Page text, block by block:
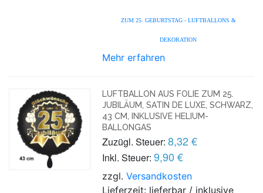
ZUM 25. GEBURTSTAG - LUFTBALLONS &
DEKORATION
Mehr erfahren
LUFTBALLON AUS FOLIE ZUM 25.
JUBILÄUM, SATIN DE LUXE, SCHWARZ,
43 CM, INKLUSIVE HELIUM-
BALLONGAS
Zuzügl. Steuer: 8,32 €
Inkl. Steuer: 9,90 €
zzgl.Versandkosten
Lieferzeit: lieferbar / inklusive